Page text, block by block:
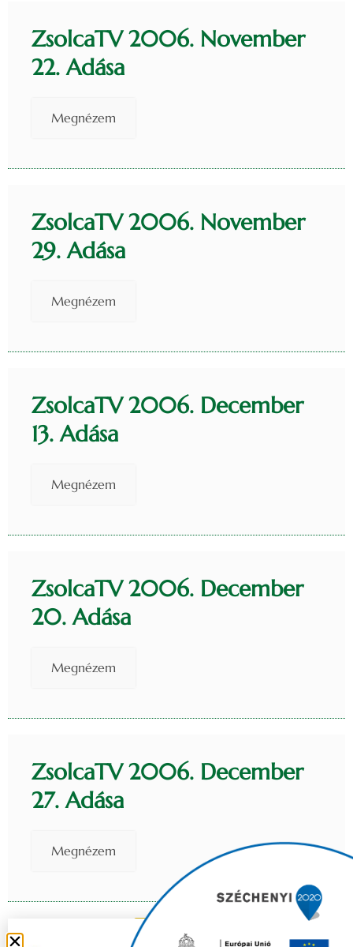
ZsolcaTV 2006. November
22. Adása
Megnézem
ZsolcaTV 2006. November
29. Adása
Megnézem
ZsolcaTV 2006. December
13. Adása
Megnézem
ZsolcaTV 2006. December
20. Adása
Megnézem
ZsolcaTV 2006. December
27. Adása
Megnézem
VISSZA